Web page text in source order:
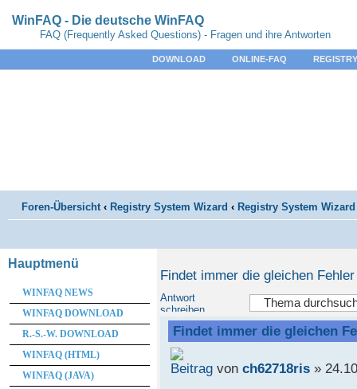
WinFAQ - Die deutsche WinFAQ
FAQ (Frequently Asked Questions) - Fragen und ihre Antworten
DOWNLOAD ONLINE-FAQ
Foren-Übersicht ‹ Registry System Wizard ‹ Registry System Wizard
Findet immer die gleichen Fehler
Antwort
schreiben
Findet immer die gleichen
von ch62718ris»
Hauptmenü
WINFAQ NEWS
WINFAQ DOWNLOAD
R.-S.-W. DOWNLOAD
WINFAQ (HTML)
WINFAQ (JAVA)